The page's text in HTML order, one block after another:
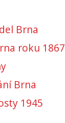
Brna
roku 1867
Brna
1945